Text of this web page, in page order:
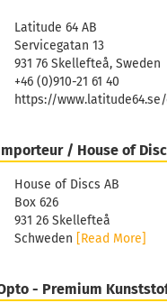
Latitude 64 AB
Servicegatan 13
931 76 Skellefteå, Sweden
+46 (0)910-21 61 40
https://
/ House of
House of Discs AB
Box 626
931 26 Skellefteå
Schweden [Read More]
- Premium